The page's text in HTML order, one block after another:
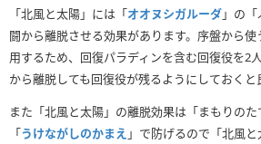
⑬ イオナズン 北風と太陽
⑭ 毒々しい光
⑮ 特大サンライズ -
「北風と太陽」には「オオヌシガルーダ」の
闘から離脱させる効果があります。序盤から
用するため、回復パラディンを含む回復役を2
から離脱しても回復役が残るようにしておくと
また「北風と太陽」の離脱効果は「まもりの
「うけながしのかまえ 」で防げるので「北風